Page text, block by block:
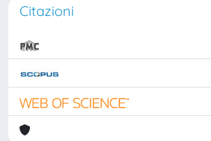
Citazioni